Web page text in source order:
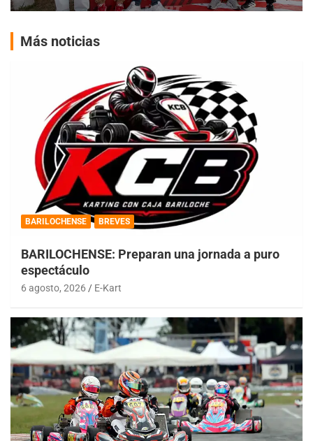
Más noticias
BARILOCHENSE BREVES
BARILOCHENSE: Preparan una jornada a puro
espectáculo
6 agosto, 2026 E-Kart